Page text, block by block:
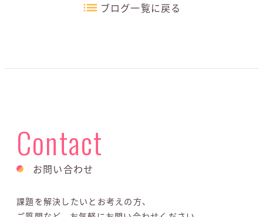
ブログ一覧に戻る
Contact
お問い合わせ
課題を解決したいとお考えの方、